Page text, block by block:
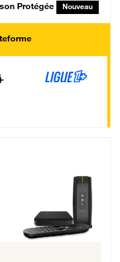
Protégée Nouveau
€ par mois, Engagement 12 mois